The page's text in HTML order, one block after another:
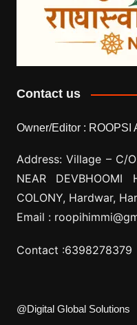
Contact us
Owner/Editor : ROOPSI
Address: Village – C/
NEAR DEVBHOOMI
COLONY, Hardwar,
Email :
Contact :6398278379
@Digital Global Solutions